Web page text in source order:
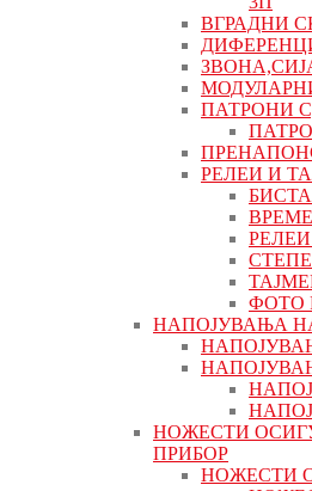
ВГРАДНИ
ПАТРОНИ
РЕЛЕИ И
ФОТО
НАПОЈУВАЊА
НОЖЕСТИ
ПРИБОР
НОЖЕСТИ